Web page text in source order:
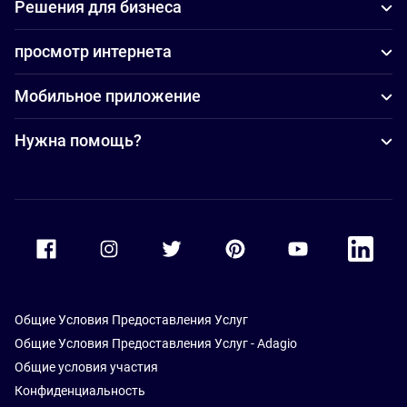
Решения для бизнеса
просмотр интернета
Мобильное приложение
Нужна помощь?
Accor Facebook Accor TwitterAccor PinterestAccor Youtube
Accor
Общие Условия Предоставления Услуг
Общие Условия Предоставления Услуг - Adagio
Общие условия участия
Конфиденциальность